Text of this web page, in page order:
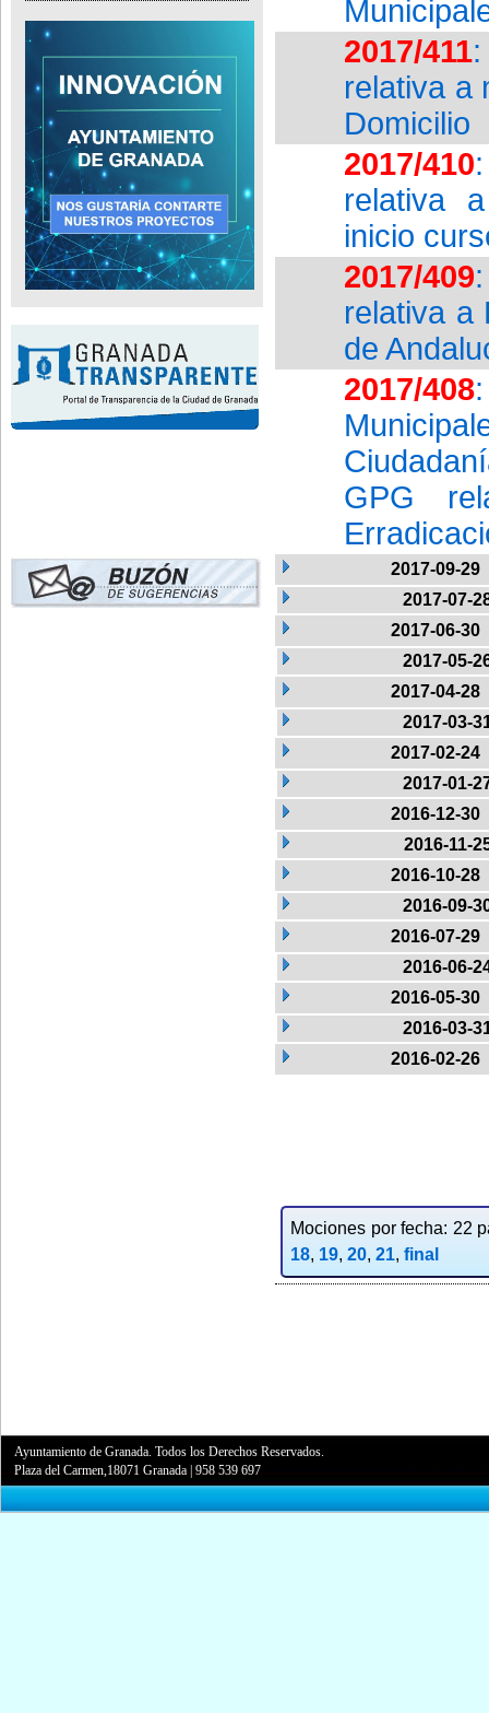
2017/411
relativa a
Domicilio
2017/410
relativa
inicio
2017/409
relativa a
de
2017/408
GPG
2017-09-29
2017-07-
2017-06-30
2017-05-
2017-04-28
2017-03-
2017-02-24
2017-01-
2016-12-30
2016-11-
2016-10-28
2016-09-
2016-07-29
2016-06-
2016-05-30
2016-03-
2016-02-26
Mociones por fecha: 22
18, 19, 20, 21, final
Ayuntamiento de Granada. Todos los Derechos Reservados.
Plaza del Carmen,18071 Granada |958 539 697